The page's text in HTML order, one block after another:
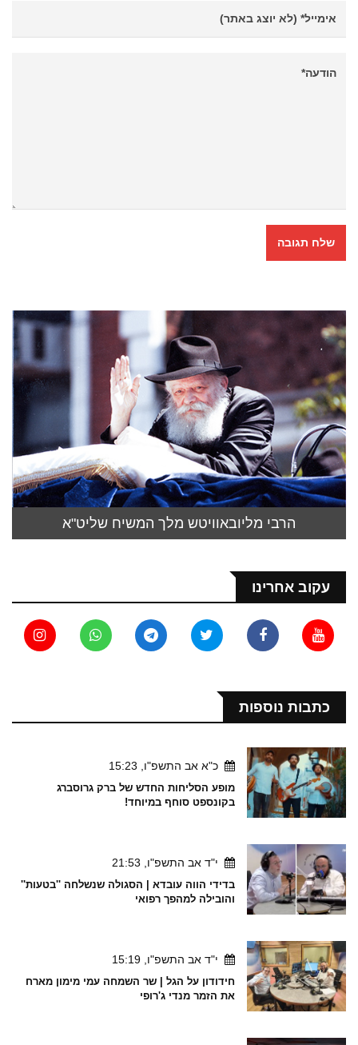
הרבי מליובאוויטש מלך המשיח שליט"א
עקוב אחרינו
כתבות נוספות
כ"א אב התשפ"ו, 15:23
מופע הסליחות החדש של ברק גרוסברג
בקונספט סוחף במיוחד!
י"ד אב התשפ"ו, 21:53
בדידי הווה עובדא | הסגולה שנשלחה ''בטעות''
והובילה למהפך רפואי
י"ד אב התשפ"ו, 15:19
חידודון על הגל | שר השמחה עמי מימון מארח
את הזמר מנדי ג'רופי